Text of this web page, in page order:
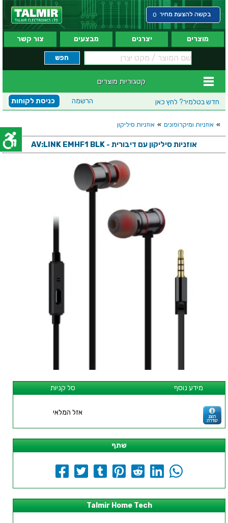
בקשה להצעת מחיר 0
מוצרים יצרנים מבצעים צור קשר
קטגוריות מוצרים
חדש בטלמיר? לחץ כאן כניסת לקוחות הרשמה
» אוזניות ומיקרופונים » אוזניות סיליקון
אוזניות סיליקון עם דיבורית - AV:LINK EMHF1 BLK
סל קניות מידע נוסף
אזל המלאי
שתף
Talmir Home Tech